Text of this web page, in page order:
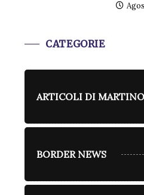
CATEGORIE
ARTICOLI DI
BORDER NEWS